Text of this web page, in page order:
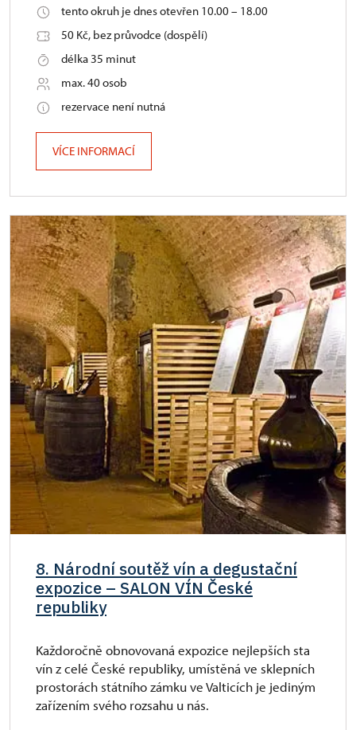
tento okruh je dnes otevřen 10.00 – 18.00
50 Kč, bez průvodce (dospělí)
délka 35 minut
max. 40 osob
rezervace není nutná
VÍCE INFORMACÍ
8. Národní soutěž vín a degustační
expozice – SALON VÍN České
republiky
Každoročně obnovovaná expozice nejlepších sta
vín z celé České republiky, umístěná ve sklepních
prostorách státního zámku ve Valticích je jediným
zařízením svého rozsahu u nás.